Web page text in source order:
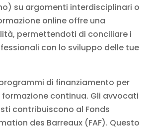
su argomenti interdisciplinari o
online offre una
permettendoti di conciliare i
con lo sviluppo delle tue
di finanziamento per
continua. Gli avvocati
contribuiscono al Fonds
des Barreaux (FAF). Questo